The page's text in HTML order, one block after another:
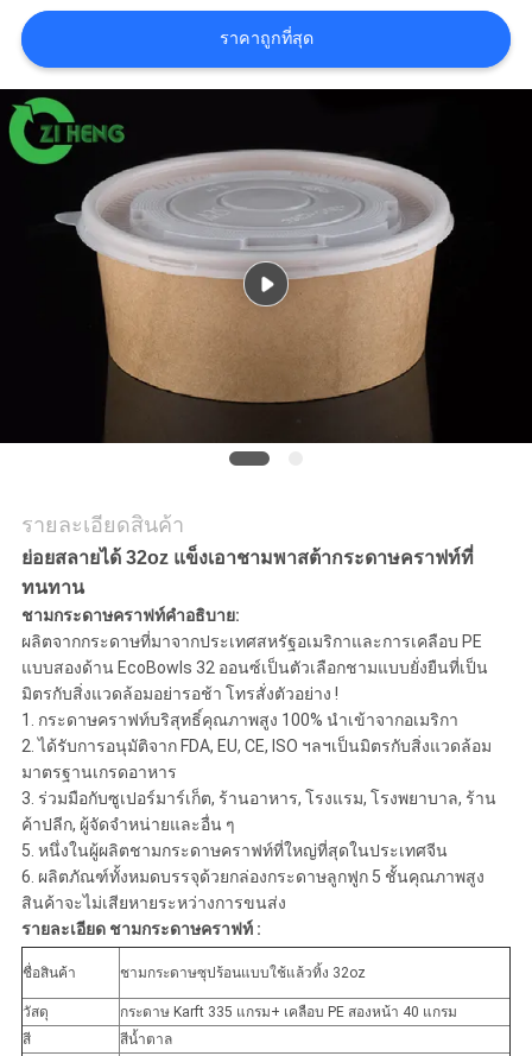
ใบ
เสนอ
ราคา
แผนผัง
เว็บไซต์
นโยบาย
ส่วน
ตัว
ราคาถูกที่สุด
รายละเอียดสินค้า
ย่อยสลายได้ 32oz แข็งเอาชามพาสต้ากระดาษคราฟท์ที่
ทนทาน
ชามกระดาษคราฟท์คำอธิบาย:
ผลิตจากกระดาษที่มาจากประเทศสหรัฐอเมริกาและการเคลือบ PE
แบบสองด้าน EcoBowls 32 ออนซ์เป็นตัวเลือกชามแบบยั่งยืนที่เป็น
มิตรกับสิ่งแวดล้อมอย่ารอช้า โทรสั่งตัวอย่าง !
1. กระดาษคราฟท์บริสุทธิ์คุณภาพสูง 100% นำเข้าจากอเมริกา
2. ได้รับการอนุมัติจาก FDA, EU, CE, ISO ฯลฯเป็นมิตรกับสิ่งแวดล้อม
มาตรฐานเกรดอาหาร
3. ร่วมมือกับซูเปอร์มาร์เก็ต, ร้านอาหาร, โรงแรม, โรงพยาบาล, ร้าน
ค้าปลีก, ผู้จัดจำหน่ายและอื่น ๆ
5. หนึ่งในผู้ผลิตชามกระดาษคราฟท์ที่ใหญ่ที่สุดในประเทศจีน
6. ผลิตภัณฑ์ทั้งหมดบรรจุด้วยกล่องกระดาษลูกฟูก 5 ชั้นคุณภาพสูง
สินค้าจะไม่เสียหายระหว่างการขนส่ง
รายละเอียด ชามกระดาษคราฟท์ :
ชื่อสินค้า ชามกระดาษซุปร้อนแบบใช้แล้วทิ้ง 32oz
วัสดุ
กระดาษ Karft 335 แกรม+ เคลือบ PE สองหน้า 40 แกรม
สี
สีน้ำตาล